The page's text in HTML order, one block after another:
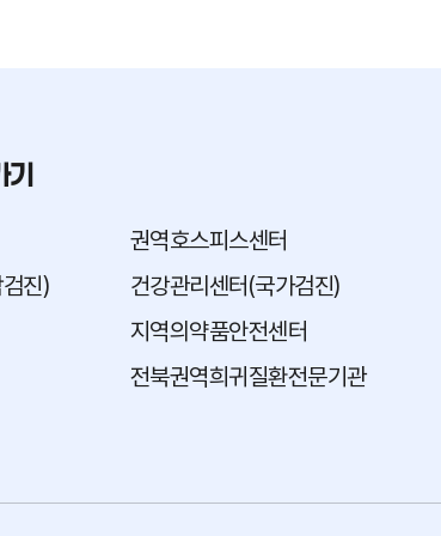
권역호스피스센터
진)
건강관리센터(국가검진)
지역의약품안전센터
전북권역희귀질환전문기관